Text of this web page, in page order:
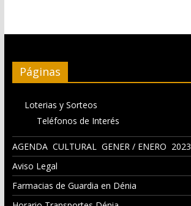
Páginas
Loterias y Sorteos
Teléfonos de Interés
AGENDA CULTURAL GENER / ENERO 2023
Aviso Legal
Farmacias de Guardia en Dénia